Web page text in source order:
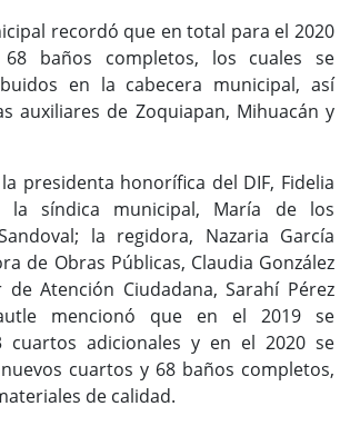
recordó que en total para el 2020
baños completos, los cuales se
en la cabecera municipal, así
auxiliares de Zoquiapan, Mihuacán y
presidenta honorífica del DIF, Fidelia
la síndica municipal, María de los
la regidora, Nazaria García
de Obras Públicas, Claudia González
Atención Ciudadana, Sarahí Pérez
mencionó que en el 2019 se
cuartos adicionales y en el 2020 se
cuartos y 68 baños completos,
de calidad.